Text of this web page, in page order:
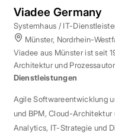
Viadee Germany
Systemhaus / IT-
Münster, Nordrhein-
Viadee aus Münster ist seit
Architektur und
Dienstleistungen
Agile Softwareentwicklung
und BPM,Cloud-Architektur
Analytics, IT-Strategie und